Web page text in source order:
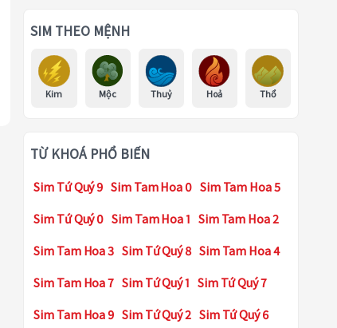
SIM THEO MỆNH
Kim Mộc Thuỷ Hoả Thổ
TỪ KHOÁ PHỔ BIẾN
Sim Tứ Quý 9 Sim Tam Hoa 0 Sim Tam Hoa 5
Sim Tứ Quý 0 Sim Tam Hoa 1 Sim Tam Hoa 2
Sim Tam Hoa 3 Sim Tứ Quý 8 Sim Tam Hoa 4
Sim Tam Hoa 7 Sim Tứ Quý 1 Sim Tứ Quý 7
Sim Tam Hoa 9 Sim Tứ Quý 2 Sim Tứ Quý 6